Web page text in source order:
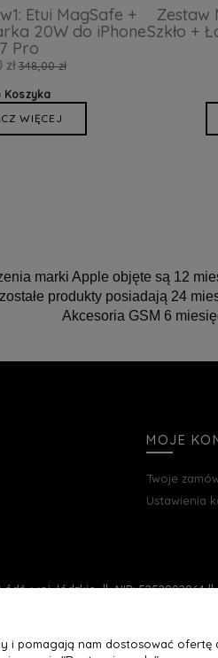
Etui MagSafe +
20W do iPhone
Pro
zł 348,00 zł
Koszyka
WIĘCEJ
Zestaw
Szkło +
marki Apple objęte są 12
produkty posiadają 24
Akcesoria GSM 6
MOJE
Twoje
Ustawienia
woj. łódzkie || NIP: 5252902064
pomagają nam dostosować